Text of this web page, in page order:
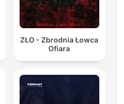
ZŁO - Zbrodnia Łowca
Ofiara